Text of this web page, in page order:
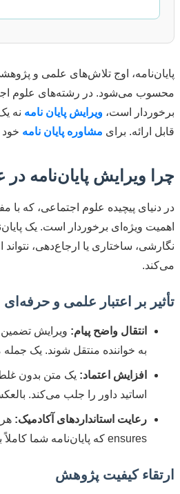
پایان‌نامه، اوج تلاش‌های علمی و
محسوب می‌شود. در رشته‌های علوم
برخوردار است، ویرایش پایان نامه نه
قابل ارائه. برای مشاوره پایان نامه خود
چرا ویرایش پایان‌نامه
در دنیای پیچیده علوم اجتماعی، که با
اهمیت ویژه‌ای برخوردار است. یک
نگارشی، ساختاری یا ارجاع‌دهی،
می‌کند.
تأثیر بر اعتبار علمی و حرفه‌ای
انتقال واضح پیام: ویرایش تضمین
به خواننده منتقل شوند. یک
افزایش اعتماد: یک متن بدون
اساتید داور را جلب می‌کند.
رعایت استانداردهای آکادمیک:
ensures که پایان‌نامه شما کاملاً با این شیوه‌نامه‌ها، از ارجاع‌دهی گرفته تا فرمت‌بندی، مطابقت داشته باشد.
ارتقاء کیفیت پژوهش